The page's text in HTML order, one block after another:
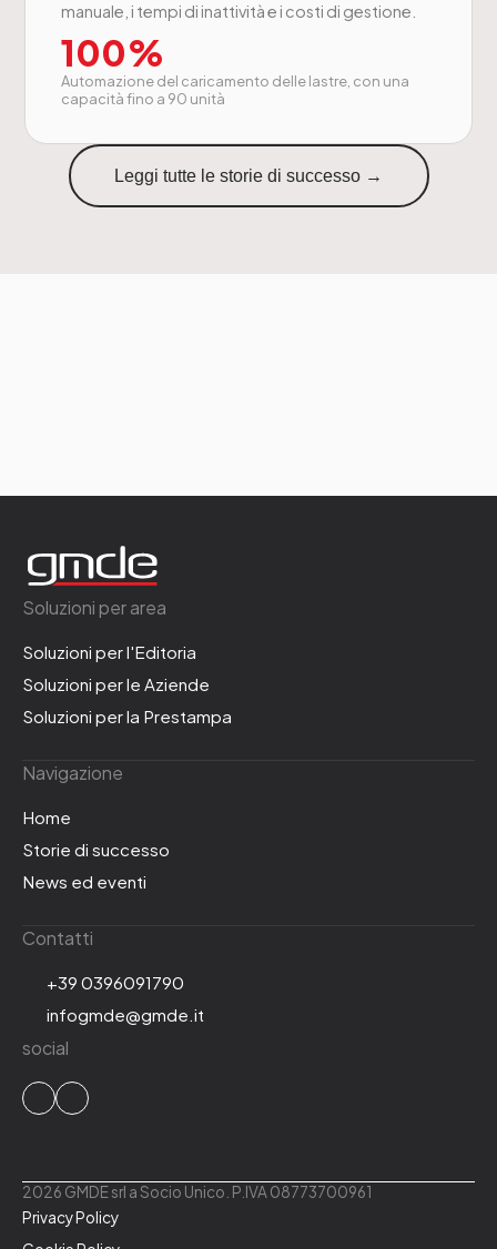
manuale, i tempi di inattività e i costi di gestione.
100%
Automazione del caricamento delle lastre, con una
capacità fino a 90 unità
Leggi tutte le storie di successo →
Soluzioni per area
Soluzioni per l'Editoria
Soluzioni per le Aziende
Soluzioni per la Prestampa
Navigazione
Home
Storie di successo
News ed eventi
Contatti
+39 0396091790
infogmde@gmde.it
social
2026 GMDE srl a Socio Unico. P.IVA 08773700961
Privacy Policy